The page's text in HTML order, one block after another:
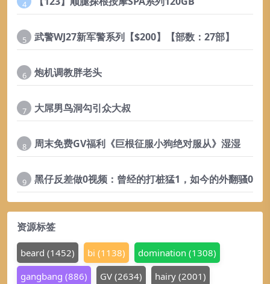
4
5 武警WJ27新军警系列【$200】【部数：27部】
6 炮机调教胖老头
7 大屌男鸟洞勾引众大叔
8 周末免费GV福利《巨根征服小狗绝对服从》湿湿
9 黑仔反差做0视频：曾经的打桩猛1，如今的外翻骚0
资源标签
beard (1452) bi (1138) domination (1308)
gangbang (886) GV (2634) hairy (2001)